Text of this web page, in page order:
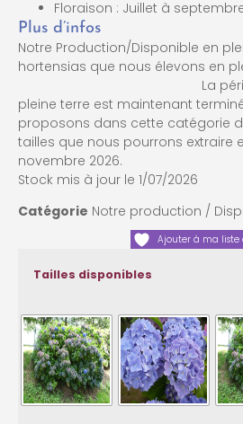
Floraison : Juillet à
Plus d’infos
Notre Production/Disponible en
hortensias que nous
La période
pleine terre est maintenant
proposons dans cette catégorie
tailles que nous pourrons extraire
novembre 2026.
Stock mis à jour le 1/07/2026
Catégorie Notre production /
Ajouter à ma liste
Tailles disponibles